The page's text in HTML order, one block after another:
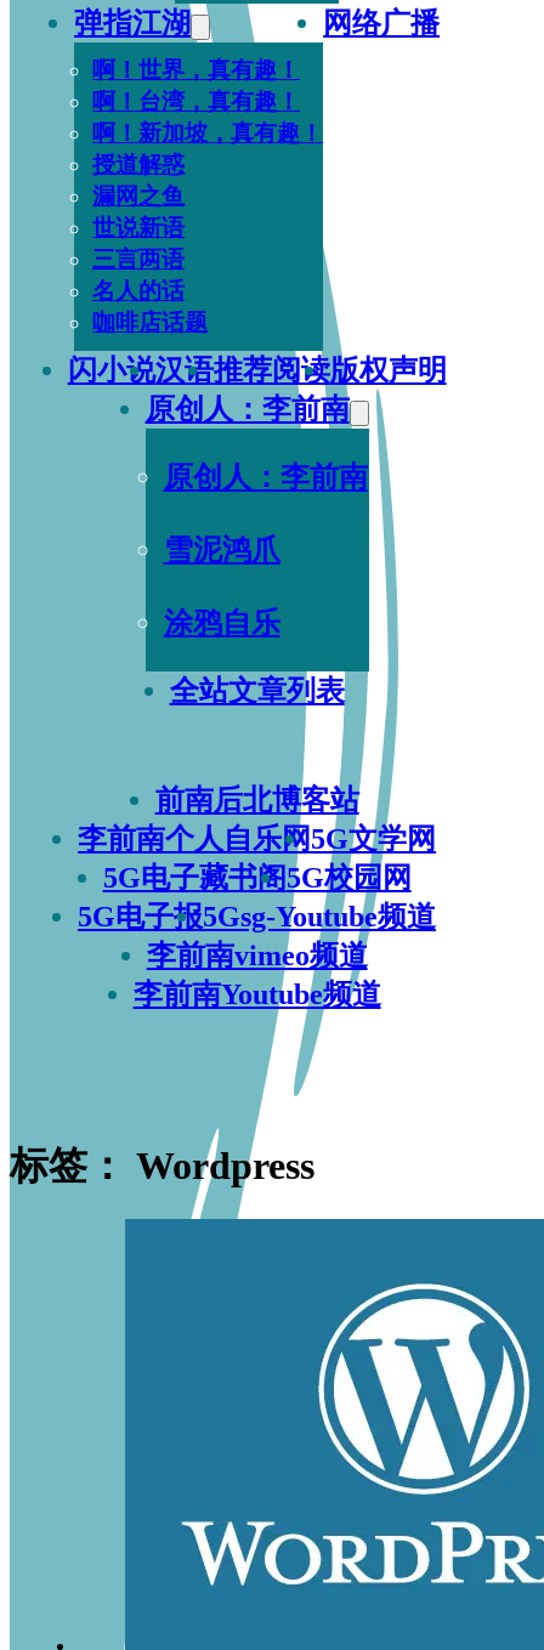
弹指江湖
啊！世界，真有趣！
啊！台湾，真有趣！
啊！新加坡，真有趣！
授道解惑
漏网之鱼
世说新语
三言两语
名人的话
咖啡店话题
网络广播
闪小说汉语推荐阅读版权声明
原创人：李前南
原创人：李前南
雪泥鸿爪
涂鸦自乐
全站文章列表
前南后北博客站
李前南个人自乐网5G文学网
5G电子藏书阁5G校园网
5G电子报5Gsg-Youtube频道
李前南vimeo频道
李前南Youtube频道
标签： Wordpress